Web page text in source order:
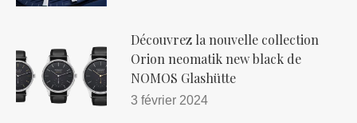
Découvrez la nouvelle collection
Orion neomatik new black de
NOMOS Glashütte
3 février 2024